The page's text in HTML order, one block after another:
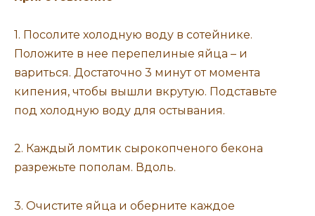
1. Посолите холодную воду в сотейнике.
Положите в нее перепелиные яйца – и
вариться. Достаточно 3 минут от момента
кипения, чтобы вышли вкрутую. Подставьте
под холодную воду для остывания.
2. Каждый ломтик сырокопченого бекона
разрежьте пополам. Вдоль.
3. Очистите яйца и оберните каждое